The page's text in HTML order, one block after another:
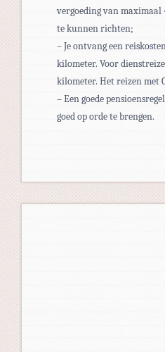
vergoeding van
te kunnen richten;
– Je ontvang een
kilometer. Voor
kilometer. Het reizen met
– Een goede
goed op orde te brengen.